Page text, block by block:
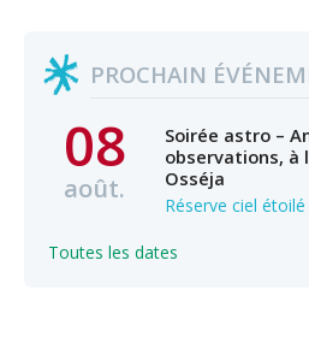
PROCHAIN
08
août.
Soirée astro –
observations, à
Osséja
Réserve ciel étoilé
Toutes les dates